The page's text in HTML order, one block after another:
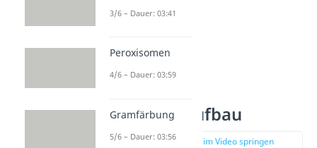
Mikrovilli Aufbau
zur Stelle im Video springen
3/6 – Dauer: 03:41
Peroxisomen
4/6 – Dauer: 03:59
Gramfärbung
5/6 – Dauer: 03:56